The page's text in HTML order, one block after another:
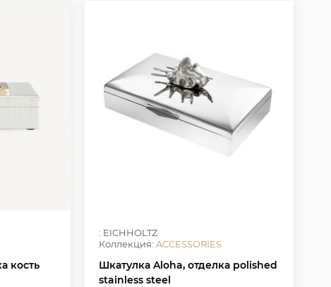
кость
: EICHHOLTZ
Коллекция: ACCESSORIES
Шкатулка Aloha, отделка polished
stainless steel